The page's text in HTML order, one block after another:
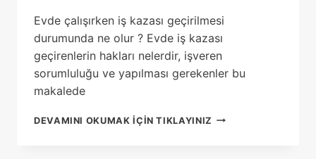
Evde çalışırken iş kazası geçirilmesi
durumunda ne olur ? Evde iş kazası
geçirenlerin hakları nelerdir, işveren
sorumluluğu ve yapılması gerekenler bu
makalede
DEVAMINI OKUMAK IÇIN TIKLAYINIZ EVDE